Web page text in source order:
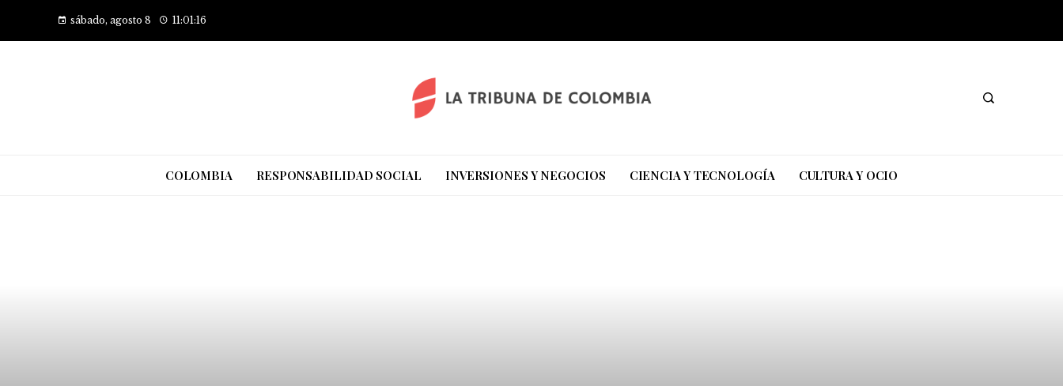
sábado, agosto 8 11:01:17
COLOMBIA RESPONSABILIDAD SOCIAL INVERSIONES Y NEGOCIOS CIENCIA Y TECNOLOGÍA CULTURA Y OCIO